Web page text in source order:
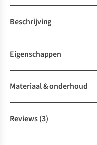
Beschrijving
Eigenschappen
Materiaal & onderhoud
Reviews(3)